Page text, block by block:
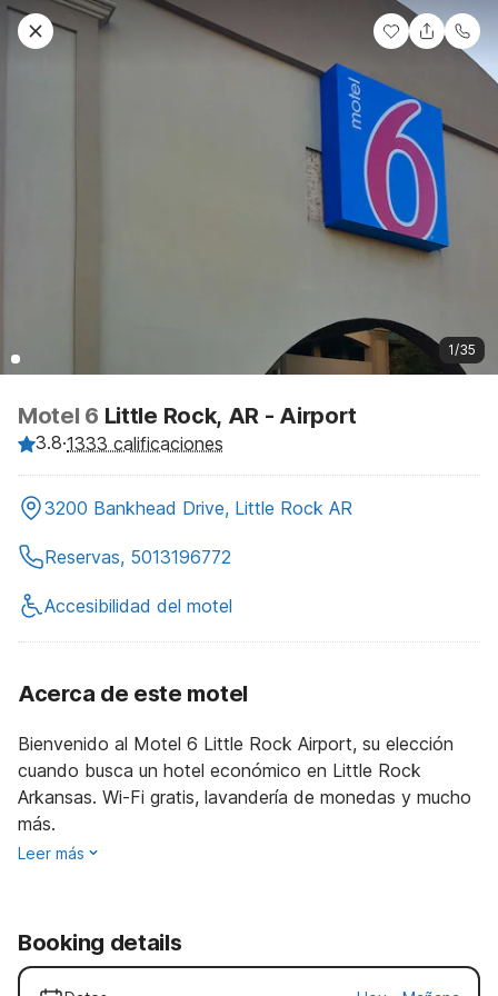
1/35
Motel 6 Little Rock, AR - Airport
3.8·1333 calificaciones
3200 Bankhead Drive, Little Rock AR
Reservas, 5013196772
Accesibilidad del motel
Acerca de este motel
Bienvenido al Motel 6 Little Rock Airport, su elección
cuando busca un hotel económico en Little Rock
Arkansas. Wi-Fi gratis, lavandería de monedas y mucho
más.
Leer más
Booking details